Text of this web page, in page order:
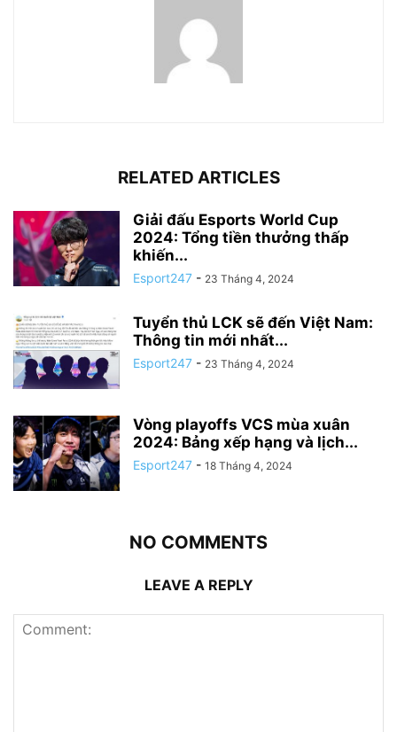
RELATED ARTICLES
Giải đấu Esports World Cup
2024: Tổng tiền thưởng thấp
khiến...
Esport247 - 23 Tháng 4, 2024
Tuyển thủ LCK sẽ đến Việt Nam:
Thông tin mới nhất...
Esport247 - 23 Tháng 4, 2024
Vòng playoffs VCS mùa xuân
2024: Bảng xếp hạng và lịch...
Esport247 - 18 Tháng 4, 2024
NO COMMENTS
LEAVE A REPLY